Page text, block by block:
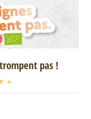
pas !
»